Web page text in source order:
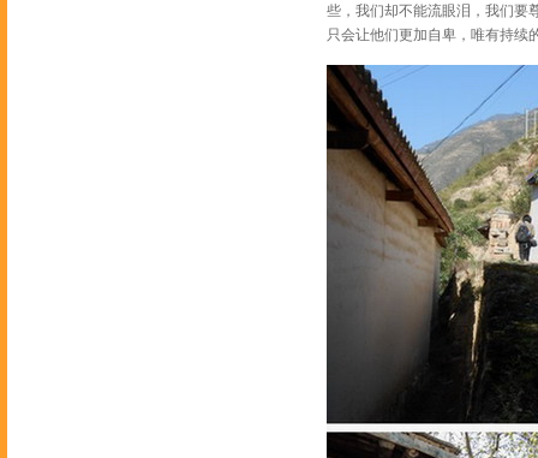
些，我们却不能流眼泪，我们要
只会让他们更加自卑，唯有持续